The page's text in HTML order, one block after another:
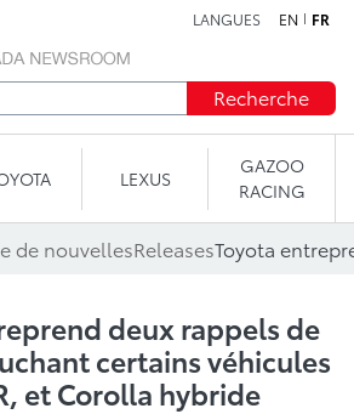
LANGUES EN FR
Recherche
LEXUS
GAZOO
RACING
de nouvellesReleases
deux rappels de
certains véhicules
et Corolla hybride